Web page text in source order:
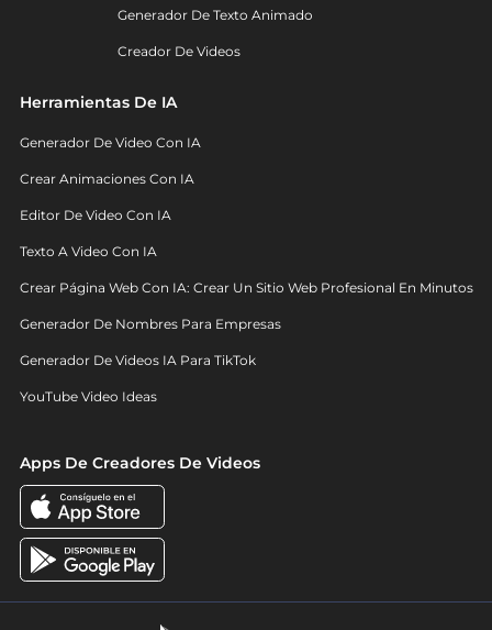
Generador De Texto Animado
Creador De Videos
Herramientas De IA
Generador De Video Con IA
Crear Animaciones Con IA
Editor De Video Con IA
Texto A Video Con IA
Crear Página Web Con IA: Crear Un Sitio Web Profesional En Minutos
Generador De Nombres Para Empresas
Generador De Videos IA Para TikTok
YouTube Video Ideas
Apps De Creadores De Videos